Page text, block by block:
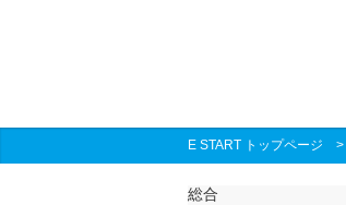
E START トップページ >
総合